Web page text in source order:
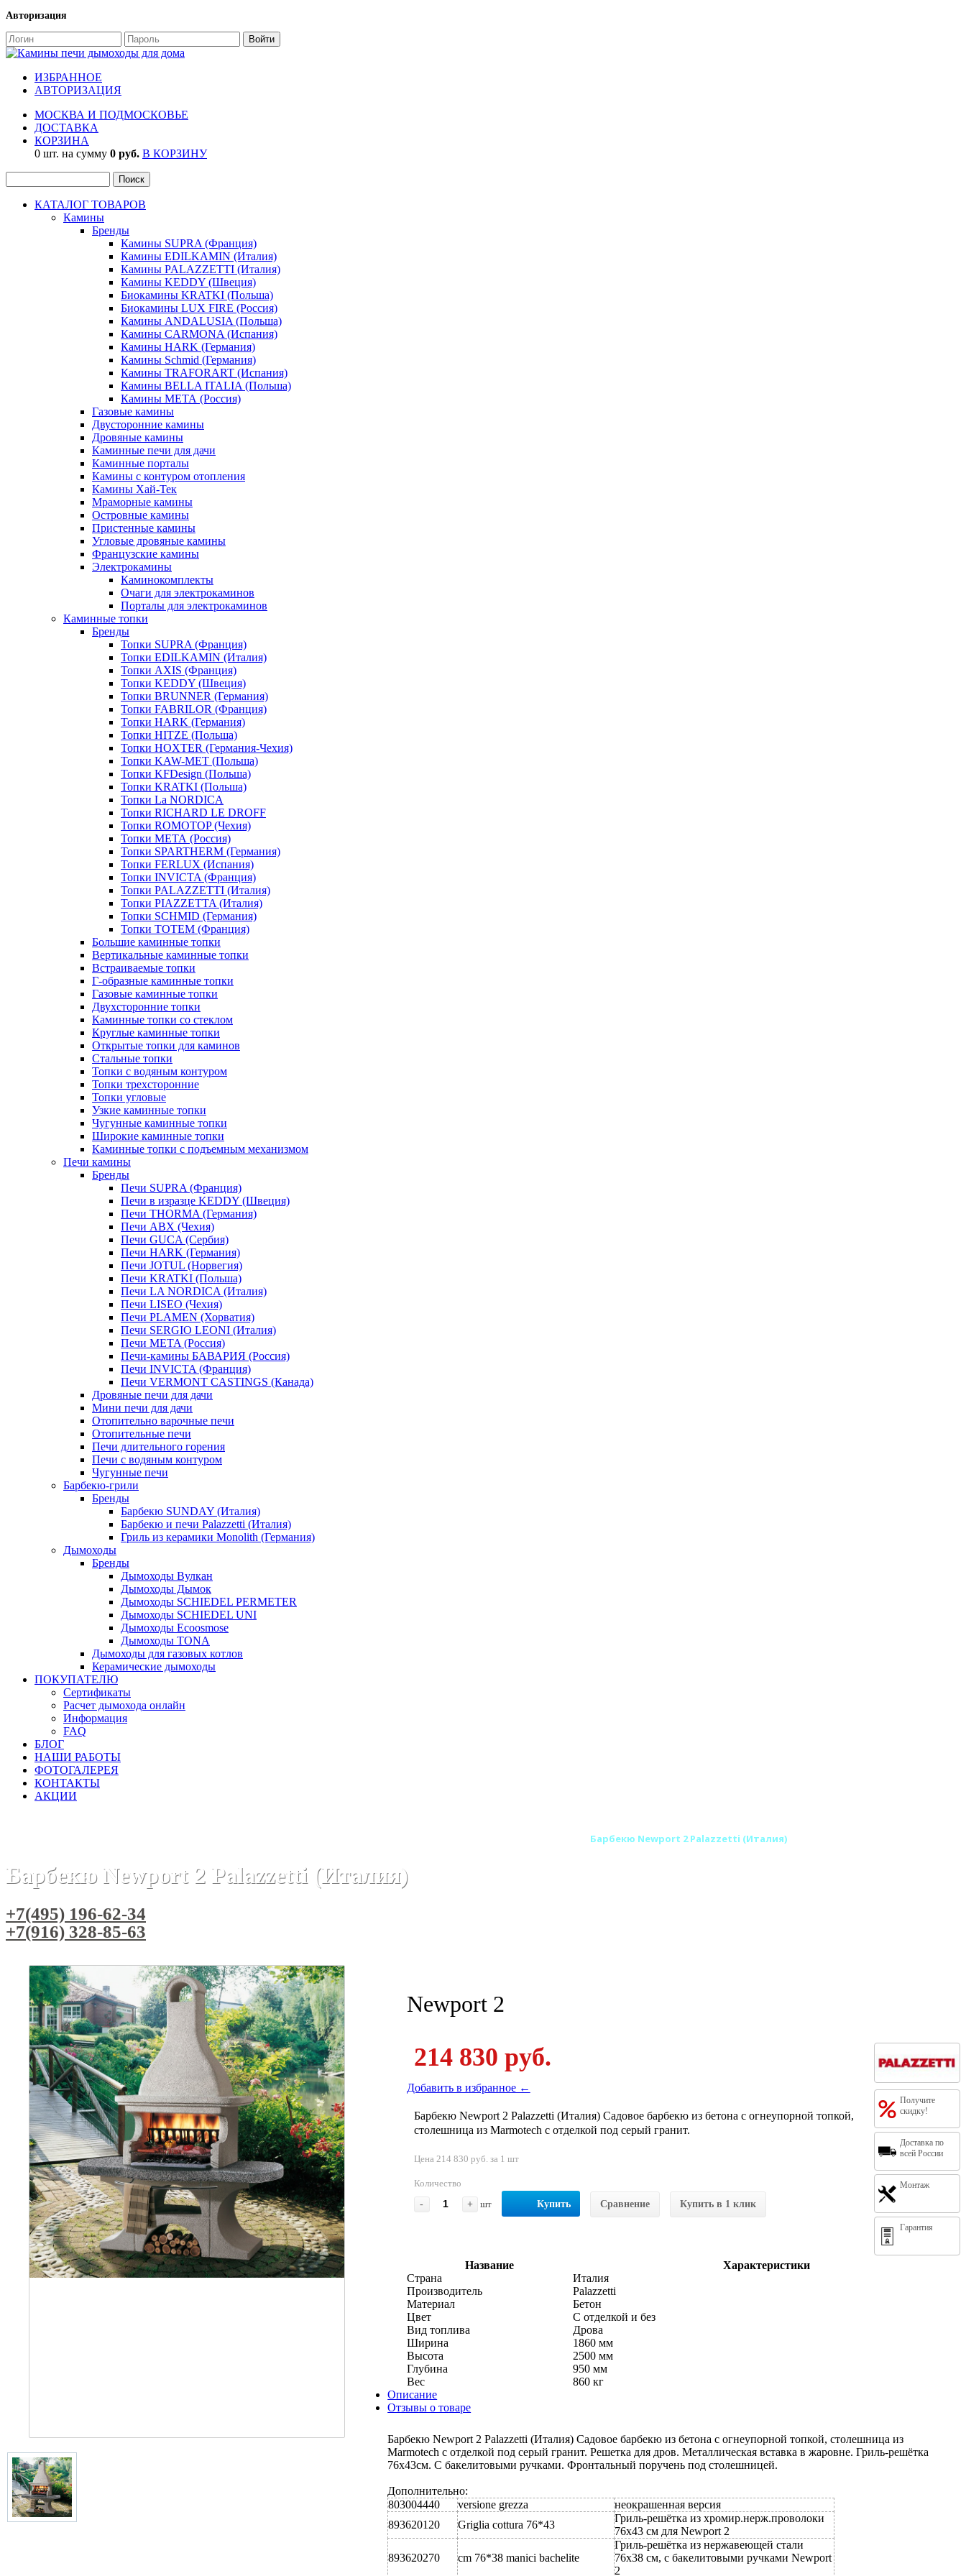
Авторизация
ИЗБРАННОЕ
АВТОРИЗАЦИЯ
МОСКВА И ПОДМОСКОВЬЕ
ДОСТАВКА
КОРЗИНА
0 шт. на сумму 0 руб. В КОРЗИНУ
КАТАЛОГ ТОВАРОВ
Камины
Бренды
Камины SUPRA (Франция)
Камины EDILKAMIN (Италия)
Камины PALAZZETTI (Италия)
Камины KEDDY (Швеция)
Биокамины KRATKI (Польша)
Биокамины LUX FIRE (Россия)
Камины ANDALUSIA (Польша)
Камины CARMONA (Испания)
Камины HARK (Германия)
Камины Schmid (Германия)
Камины TRAFORART (Испания)
Камины BELLA ITALIA (Польша)
Камины МЕТА (Россия)
Газовые камины
Двусторонние камины
Дровяные камины
Каминные печи для дачи
Каминные порталы
Камины с контуром отопления
Камины Хай-Тек
Мраморные камины
Островные камины
Пристенные камины
Угловые дровяные камины
Французские камины
Электрокамины
Каминокомплекты
Очаги для электрокаминов
Порталы для электрокаминов
Каминные топки
Бренды
Топки SUPRA (Франция)
Топки EDILKAMIN (Италия)
Топки AXIS (Франция)
Топки KEDDY (Швеция)
Топки BRUNNER (Германия)
Топки FABRILOR (Франция)
Топки HARK (Германия)
Топки HITZE (Польша)
Топки HOXTER (Германия-Чехия)
Топки KAW-MET (Польша)
Топки KFDesign (Польша)
Топки KRATKI (Польша)
Топки La NORDICA
Топки RICHARD LE DROFF
Топки ROMOTOP (Чехия)
Топки МЕТА (Россия)
Топки SPARTHERM (Германия)
Топки FERLUX (Испания)
Топки INVICTA (Франция)
Топки PALAZZETTI (Италия)
Топки PIAZZETTA (Италия)
Топки SCHMID (Германия)
Топки TOTEM (Франция)
Большие каминные топки
Вертикальные каминные топки
Встраиваемые топки
Г-образные каминные топки
Газовые каминные топки
Двухсторонние топки
Каминные топки со стеклом
Круглые каминные топки
Открытые топки для каминов
Стальные топки
Топки с водяным контуром
Топки трехсторонние
Топки угловые
Узкие каминные топки
Чугунные каминные топки
Широкие каминные топки
Каминные топки с подъемным механизмом
Печи камины
Бренды
Печи SUPRA (Франция)
Печи в изразце KEDDY (Швеция)
Печи THORMA (Германия)
Печи ABX (Чехия)
Печи GUCA (Сербия)
Печи HARK (Германия)
Печи JOTUL (Норвегия)
Печи KRATKI (Польша)
Печи LA NORDICA (Италия)
Печи LISEO (Чехия)
Печи PLAMEN (Хорватия)
Печи SERGIO LEONI (Италия)
Печи META (Россия)
Печи-камины БАВАРИЯ (Россия)
Печи INVICTA (Франция)
Печи VERMONT CASTINGS (Канада)
Дровяные печи для дачи
Мини печи для дачи
Отопительно варочные печи
Отопительные печи
Печи длительного горения
Печи с водяным контуром
Чугунные печи
Барбекю-грили
Бренды
Барбекю SUNDAY (Италия)
Барбекю и печи Palazzetti (Италия)
Гриль из керамики Monolith (Германия)
Дымоходы
Бренды
Дымоходы Вулкан
Дымоходы Дымок
Дымоходы SCHIEDEL PERMETER
Дымоходы SCHIEDEL UNI
Дымоходы Ecoosmose
Дымоходы TONA
Дымоходы для газовых котлов
Керамические дымоходы
ПОКУПАТЕЛЮ
Сертификаты
Расчет дымохода онлайн
Информация
FAQ
БЛОГ
НАШИ РАБОТЫ
ФОТОГАЛЕРЕЯ
КОНТАКТЫ
АКЦИИ
Барбекю Newport 2 Palazzetti (Италия)
Барбекю Newport 2 Palazzetti (Италия)
+7(495) 196-62-34
+7(916) 328-85-63
Newport 2
Получите
скидку!
Доставка по
всей России
Монтаж
Гарантия
214 830 руб.
Добавить в избранное ←
Барбекю Newport 2 Palazzetti (Италия) Садовое барбекю из бетона с огнеупорной топкой,
столешница из Marmotech с отделкой под серый гранит.
Цена 214 830 руб. за 1 шт
Количество
-
+ шт Купить Сравнение Купить в 1 клик
Название
Характеристики
Страна
Италия
Производитель
Palazzetti
Материал
Бетон
Цвет
С отделкой и без
Вид топлива
Дрова
Ширина
1860 мм
Высота
2500 мм
Глубина
950 мм
Вес
860 кг
Описание
Отзывы о товаре
Барбекю Newport 2 Palazzetti (Италия) Садовое барбекю из бетона с огнеупорной топкой, столешница из
Marmotech с отделкой под серый гранит. Решетка для дров. Металлическая вставка в жаровне. Гриль-решётка
76х43см. С бакелитовыми ручками. Фронтальный поручень под столешницей.
Дополнительно:
803004440
versione grezza
неокрашенная версия
893620120
Griglia cottura 76*43
Гриль-решётка из хромир.нерж.проволоки
76х43 см для Newport 2
893620270 cm 76*38 manici bachelite
Гриль-решётка из нержавеющей стали
76х38 см, с бакелитовыми ручками Newport
2